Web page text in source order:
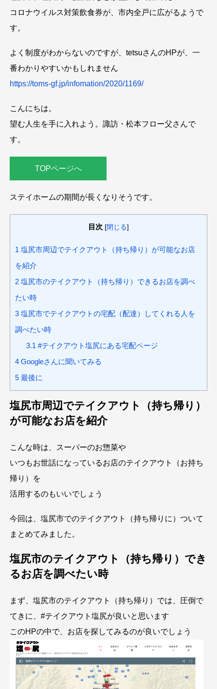
コロナウイルス対策飲食券が、市内全戸に広がるようで
す。
よく制度がわからないのですが、tetsuさんのHPが、一
番わかりやすいかもしれません
https://toms-gf.jp/infomation/2020/1169/
こんにちは。
望む人生を手に入れよう。諏訪・松本フロー父さんで
す。
TOPページへ
ステイホームの期間が長くなりそうです。
目次 [閉じる]
1 塩尻市周辺でテイクアウト（持ち帰り）が可能なお店
を紹介
2 塩尻市のテイクアウト（持ち帰り）できるお店を調べ
たい時
3 塩尻市でテイクアウトの宅配（配達）してくれる人を
調べたい時
3.1 #テイクアウト塩尻にある宅配ページ
4 Googleさんに聞いてみる
5 最後に
塩尻市周辺でテイクアウト（持ち帰り）
が可能なお店を紹介
こんな時は、スーパーのお惣菜や
いつもお世話になっているお店のテイクアウト（お持ち
帰り）を
活用するのもいいでしょう
今回は、塩尻市でのテイクアウト（持ち帰りに）ついて
まとめてみました。
塩尻市のテイクアウト（持ち帰り）でき
るお店を調べたい時
まず、塩尻市のテイクアウト（持ち帰り）では、圧倒で
てきに、#テイクアウト塩尻が良いと思います
このHPの中で、お店を探してみるのが良いでしょう